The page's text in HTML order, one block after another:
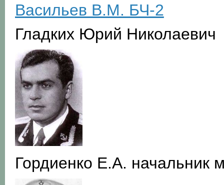
Васильев В.М. БЧ-2
Гладких Юрий Николаевич
Гордиенко Е.А. начальник